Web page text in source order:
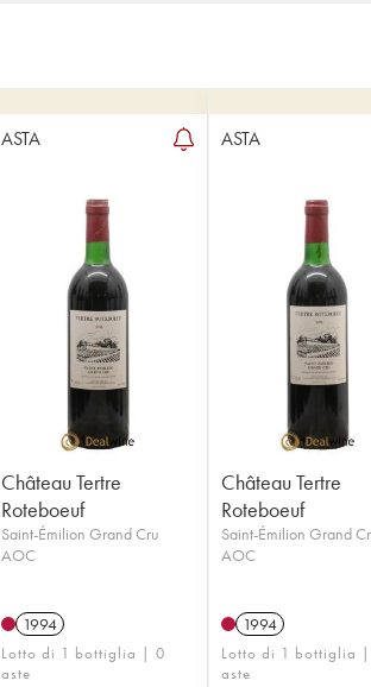
ASTA
Château Tertre
Roteboeuf
Saint-Émilion Grand Cru
AOC
1994
Lotto di 1 bottiglia | 0
aste
ASTA
Château Tertre
Roteboeuf
Saint-Émilion Grand
AOC
1994
Lotto di 1 bottiglia
aste